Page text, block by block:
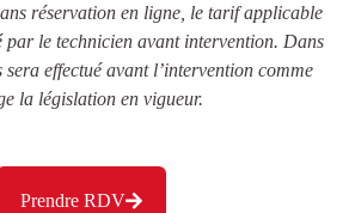
réservation en ligne, le tarif applicable
par le technicien avant intervention. Dans
sera effectué avant l’intervention comme
la législation en vigueur.
Prendre RDV